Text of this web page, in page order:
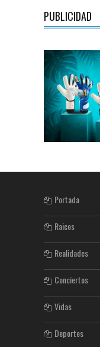
PUBLICIDAD
Portada
Raices
Realidades
Conciertos
Vidas
Deportes